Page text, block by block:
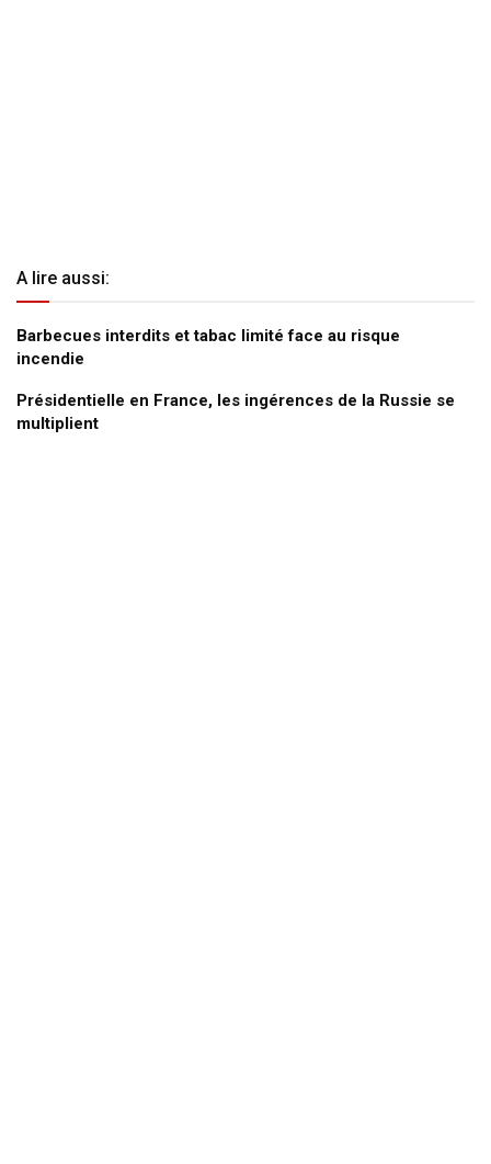
A lire aussi:
Barbecues interdits et tabac limité face au risque
incendie
Présidentielle en France, les ingérences de la Russie se
multiplient